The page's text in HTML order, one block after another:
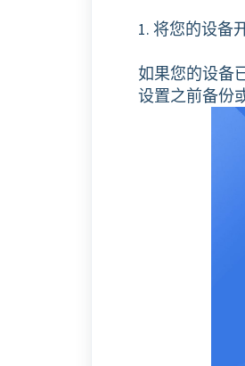
1. 将您的设备
如果您的设备
设置之前备份